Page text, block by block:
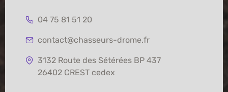
04 75 81 51 20
contact@chasseurs-drome.fr
3132 Route des Sétérées BP 437
26402 CREST cedex